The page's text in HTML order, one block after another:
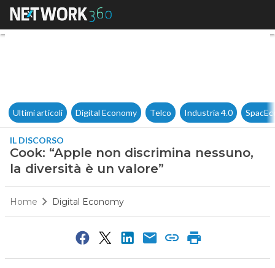
Cook: “Apple non discrimina
Ultimi articoli Digital Economy Telco Industria 4.0
IL DISCORSO
Cook: “Apple non discrimina nessuno,
la diversità è un valore”
Home Digital Economy